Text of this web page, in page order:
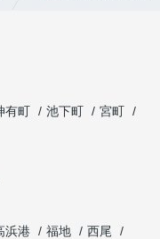
有町 池下町
宮町
浜港 福地
西尾